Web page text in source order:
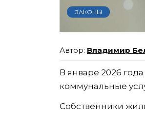
ЗАКОНЫ
Владимир
В январе 2026
коммунальные
Собственники